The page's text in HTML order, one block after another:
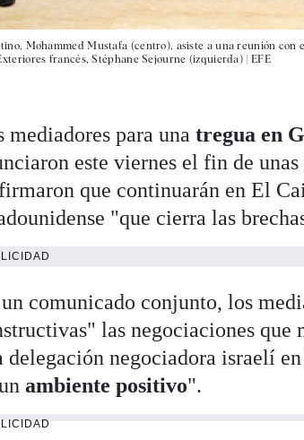
Mohammed Mustafa (centro), asiste a una reunión
francés, Stéphane Sejourne (izquierda) | EFE
mediadores para unatregua en
este viernes el fin de unas
que continuarán en El
"que cierra las
comunicado conjunto, los
las negociaciones que
delegación negociadora israelí
ambiente positivo".